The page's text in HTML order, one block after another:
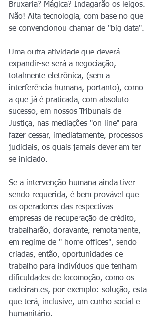
Bruxaria? Mágica? Indagarão os leigos.
Não! Alta tecnologia, com base no que
se convencionou chamar de "big data".
Uma outra atividade que deverá
expandir-se será a negociação,
totalmente eletrônica, (sem a
interferência humana, portanto), como
a que já é praticada, com absoluto
sucesso, em nossos Tribunais de
Justiça, nas mediações "on line" para
fazer cessar, imediatamente, processos
judiciais, os quais jamais deveriam ter
se iniciado.
Se a intervenção humana ainda tiver
sendo requerida, é bem provável que
os operadores das respectivas
empresas de recuperação de crédito,
trabalharão, doravante, remotamente,
em regime de " home offices", sendo
criadas, então, oportunidades de
trabalho para indivíduos que tenham
dificuldades de locomoção, como os
cadeirantes, por exemplo: solução, esta
que terá, inclusive, um cunho social e
humanitário.